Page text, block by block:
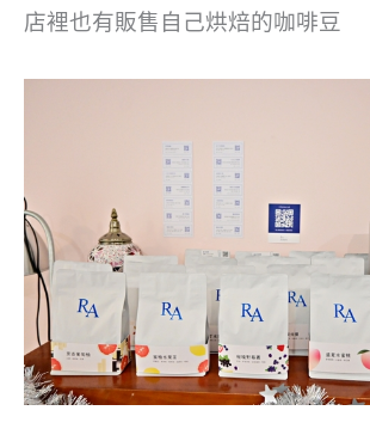
店裡也有販售自己烘焙的咖啡豆